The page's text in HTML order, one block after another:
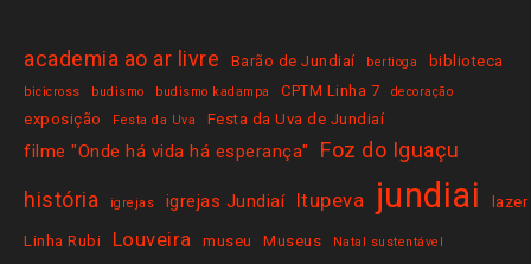
academia ao ar livre Barão de Jundiaí bertioga biblioteca
bicicross budismo budismo kadampa CPTM Linha 7 decoração
exposição Festa da Uva Festa da Uva de Jundiaí
filme "Onde há vida há esperança"
Foz do Iguaçu
história
igrejas igrejas Jundiaí Itupeva jundiai lazer
Linha Rubi Louveira museu Museus Natal sustentável